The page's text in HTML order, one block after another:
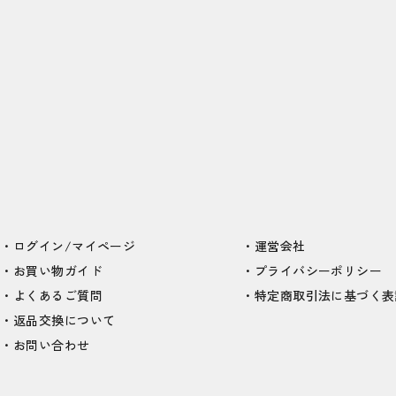
ログイン/マイページ
お買い物ガイド
よくあるご質問
返品交換について
お問い合わせ
運営会社
プライバシーポリシー
特定商取引法に基づく